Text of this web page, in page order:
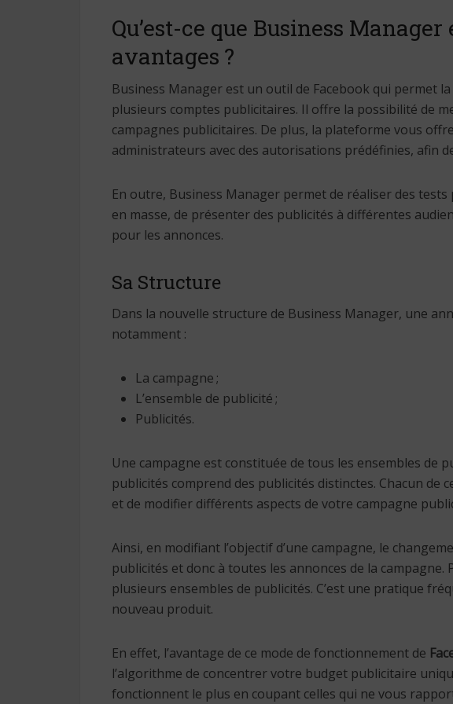
Qu’est-ce que Business Manager
avantages ?
Business Manager est un outil de Facebook qui permet
plusieurs comptes publicitaires. Il offre la possibilité de
campagnes publicitaires. De plus, la plateforme vous
administrateurs avec des autorisations prédéfinies, afin
En outre, Business Manager permet de réaliser des
en masse, de présenter des publicités à différentes
pour les annonces.
Sa Structure
Dans la nouvelle structure de Business Manager, une
notamment :
La campagne ;
L’ensemble de publicité ;
Publicités.
Une campagne est constituée de tous les ensembles de
publicités comprend des publicités distinctes. Chacun
et de modifier différents aspects de votre campagne
Ainsi, en modifiant l’objectif d’une campagne, le
publicités et donc à toutes les annonces de la campagne.
plusieurs ensembles de publicités. C’est une pratique
nouveau produit.
En effet, l’avantage de ce mode de fonctionnement de
l’algorithme de concentrer votre budget publicitaire
fonctionnent le plus en coupant celles qui ne vous